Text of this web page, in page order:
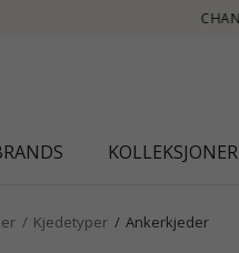
KOLLEKSJONER
Kjedetyper Ankerkjeder